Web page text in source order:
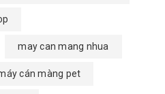
may can mang nhua
cán màng pet